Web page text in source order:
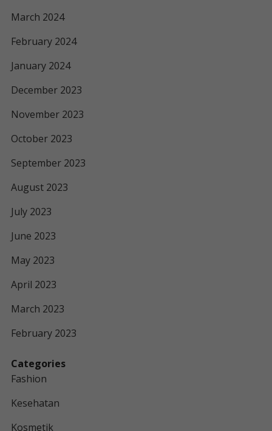
March 2024
February 2024
January 2024
December 2023
November 2023
October 2023
September 2023
August 2023
July 2023
June 2023
May 2023
April 2023
March 2023
February 2023
Categories
Fashion
Kesehatan
Kosmetik